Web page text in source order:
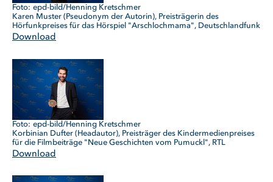
epd-bild/Henning Kretschmer
Karen Muster (Pseudonym der Autorin), Preisträgerin des
Hörfunkpreises für das Hörspiel "Arschlochmama", Deutschlandfunk
Download
epd-bild/Henning Kretschmer
Korbinian Dufter (Headautor), Preisträger des Kindermedienpreises
für die Filmbeiträge "Neue Geschichten vom Pumuckl", RTL
Download